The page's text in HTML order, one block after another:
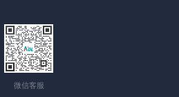
微信客服